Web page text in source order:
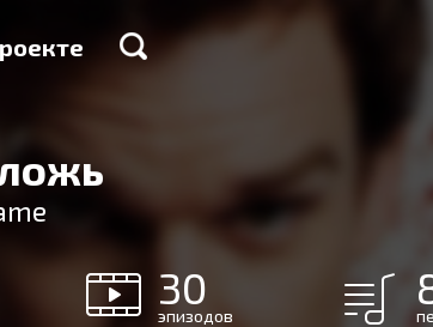
30
эпизодов